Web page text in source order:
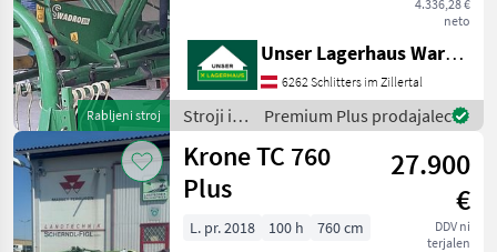
Rabljeni stroj
4.336,28 €
neto
Antritt telefonisch, ob die
von Ihnen angefragte
Maschine aktuell bei uns
am Lager steht. Wir inse
Unser Lagerhaus Warenhandelsges.m.b.H.
6262 Schlitters im Zillertal
Stroji in
oprema
za žetev
in
spravilo
/ Krone
Premium Plus prodajalec
Krone TC 760
Plus
27.900
€
DDV ni
terjalen
L. pr. 2018 100 h
760 cm